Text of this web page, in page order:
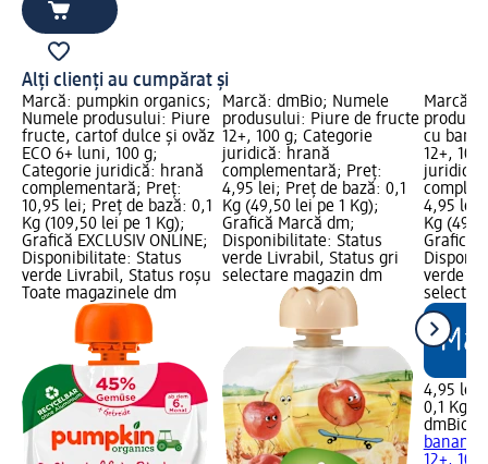
Alți clienți au cumpărat și
Marcă: pumpkin organics;
Numele produsului: Piure
fructe, cartof dulce și ovăz
ECO 6+ luni, 100 g;
Categorie juridică: hrană
complementară; Preț:
10,95 lei; Preț de bază: 0,1
Kg (109,50 lei pe 1 Kg);
Grafică EXCLUSIV ONLINE;
Disponibilitate: Status
verde Livrabil, Status roșu
Toate magazinele dm
Marcă: dmBio; Numele
produsului: Piure de fructe
12+, 100 g; Categorie
juridică: hrană
complementară; Preț:
4,95 lei; Preț de bază: 0,1
Kg (49,50 lei pe 1 Kg);
Grafică Marcă dm;
Disponibilitate: Status
verde Livrabil, Status gri
selectare magazin dm
Marcă:
cu
12+,
juridică:
4,95 lei;
Kg
Grafică
verde
4,95 lei
0,1 Kg
dmBio
banane,